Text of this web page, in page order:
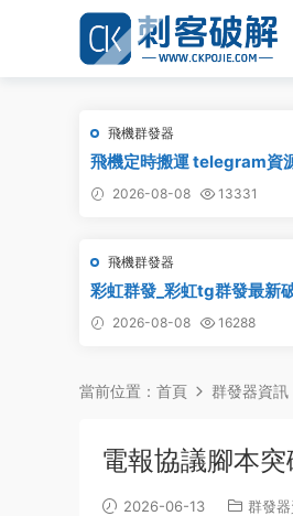
飛機群發器
飛機定時搬運 telegram資
道搬運 電報頻道克隆
2026-08-08 13331
飛機群發器
彩虹群發_彩虹tg群發最新
2026-08-08 16288
當前位置： 首頁 群發器資訊
電報協議腳本
2026-06-13 群發